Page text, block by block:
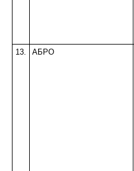
13.
АБРО